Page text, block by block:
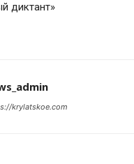
диктант»
krylatskoe.com